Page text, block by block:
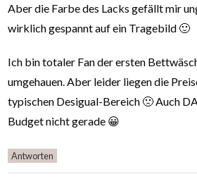
Aber die Farbe des Lacks gefällt mir
wirklich gespannt auf ein Tragebild 🙂
Ich bin totaler Fan der ersten
umgehauen. Aber leider liegen die
typischen Desigual-Bereich 🙁 Auch
Budget nicht gerade 😀
Antworten